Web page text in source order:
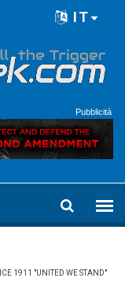
IT
Pubblicità
1911 "UNITED WE STAND"